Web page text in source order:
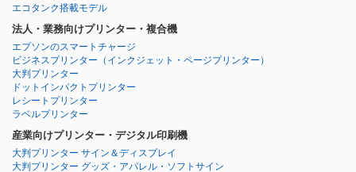
エコタンク搭載モデル
法人・業務向けプリンター・複合機
エプソンのスマートチャージ
ビジネスプリンター （インクジェット・ページプリンター）
大判プリンター
ドットインパクトプリンター
レシートプリンター
ラベルプリンター
産業向けプリンター・デジタル印刷機
大判プリンター サイン＆ディスプレイ
大判プリンター グッズ・アパレル・ソフトサイン